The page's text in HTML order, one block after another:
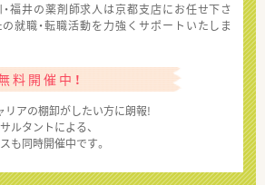
・福井の薬剤師求人は京都支店にお任せ下さ
就職・転職活動を力強くサポートいたしま
料開催中！
リアの棚卸がしたい方に朗報!
ルタントによる、
も同時開催中です。